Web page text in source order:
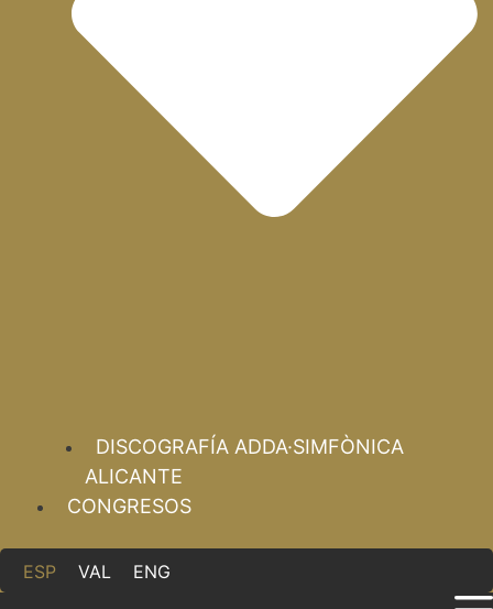
DISCOGRAFÍA ADDA·SIMFÒNICA
ALICANTE
CONGRESOS
ESP VAL ENG